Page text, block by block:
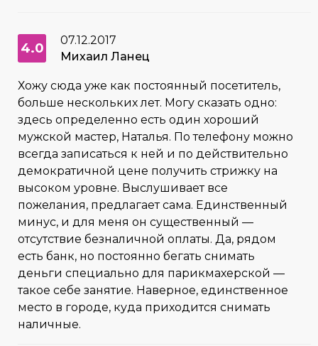
4.0
07.12.2017
Михаил Ланец
Хожу сюда уже как постоянный посетитель,
больше нескольких лет. Могу сказать одно:
здесь определенно есть один хороший
мужской мастер, Наталья. По телефону можно
всегда записаться к ней и по действительно
демократичной цене получить стрижку на
высоком уровне. Выслушивает все
пожелания, предлагает сама. Единственный
минус, и для меня он существенный —
отсутствие безналичной оплаты. Да, рядом
есть банк, но постоянно бегать снимать
деньги специально для парикмахерской —
такое себе занятие. Наверное, единственное
место в городе, куда приходится снимать
наличные.